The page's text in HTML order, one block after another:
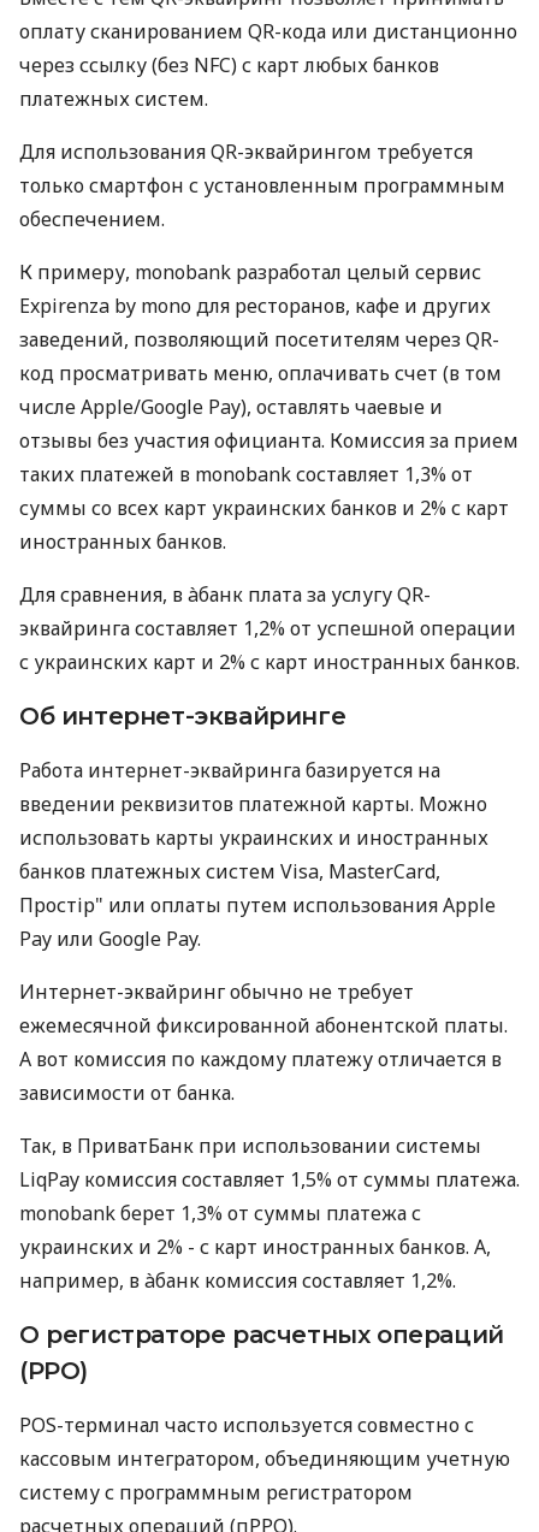
оплату сканированием QR-кода или дистанционно
через ссылку (без NFC) с карт любых банков
платежных систем.
Для использования QR-эквайрингом требуется
только смартфон с установленным программным
обеспечением.
К примеру, monobank разработал целый сервис
Expirenza by mono для ресторанов, кафе и других
заведений, позволяющий посетителям через QR-
код просматривать меню, оплачивать счет (в том
числе Apple/Google Pay), оставлять чаевые и
отзывы без участия официанта. Комиссия за прием
таких платежей в monobank составляет 1,3% от
суммы со всех карт украинских банков и 2% с карт
иностранных банков.
Для сравнения, в àбанк плата за услугу QR-
эквайринга составляет 1,2% от успешной операции
с украинских карт и 2% с карт иностранных банков.
Об интернет-эквайринге
Работа интернет-эквайринга базируется на
введении реквизитов платежной карты. Можно
использовать карты украинских и иностранных
банков платежных систем Visa, MasterCard,
Простір" или оплаты путем использования Apple
Pay или Google Pay.
Интернет-эквайринг обычно не требует
ежемесячной фиксированной абонентской платы.
А вот комиссия по каждому платежу отличается в
зависимости от банка.
Так, в ПриватБанк при использовании системы
LiqPay комиссия составляет 1,5% от суммы платежа.
monobank берет 1,3% от суммы платежа с
украинских и 2% - с карт иностранных банков. А,
например, в àбанк комиссия составляет 1,2%.
О регистраторе расчетных операций
(РРО)
POS-терминал часто используется совместно с
кассовым интегратором, объединяющим учетную
систему с программным регистратором
расчетных операций (пРРО).